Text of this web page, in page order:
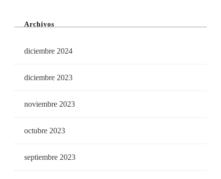
Archivos
diciembre 2024
diciembre 2023
noviembre 2023
octubre 2023
septiembre 2023